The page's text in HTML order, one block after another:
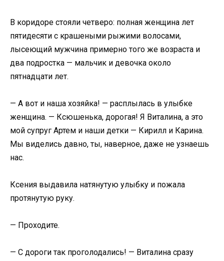
В коридоре стояли четверо: полная женщина лет
пятидесяти с крашеными рыжими волосами,
лысеющий мужчина примерно того же возраста и
два подростка — мальчик и девочка около
пятнадцати лет.
— А вот и наша хозяйка! — расплылась в улыбке
женщина. — Ксюшенька, дорогая! Я Виталина, а это
мой супруг Артем и наши детки — Кирилл и Карина.
Мы виделись давно, ты, наверное, даже не узнаешь
нас.
Ксения выдавила натянутую улыбку и пожала
протянутую руку.
— Проходите.
— С дороги так проголодались! — Виталина сразу